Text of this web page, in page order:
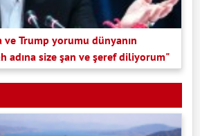
ve Trump yorumu dünyanın
adına size şan ve şeref diliyorum"